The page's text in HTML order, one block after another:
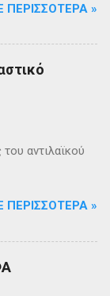
ΠΕΡΙΣΣΌΤΕΡΑ »
αντιλαϊκού
ΠΕΡΙΣΣΌΤΕΡΑ »